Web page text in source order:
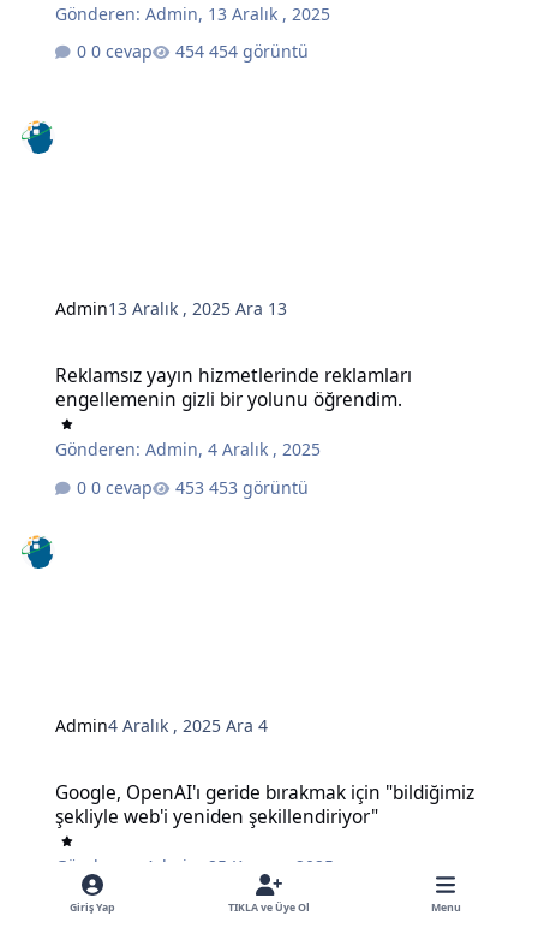
Gönderen:Admin, 13 Aralık , 2025
0 cevap
454 görüntü
Admin13 Aralık , 2025Ara 13
Reklamsız yayın hizmetlerinde reklamları
engellemenin gizli bir yolunu öğrendim.
Gönderen:Admin,4 Aralık , 2025
0 cevap
453 görüntü
Admin4 Aralık , 2025Ara 4
Google, OpenAI'ı geride bırakmak için "bildiğimiz
şekliyle web'i yeniden şekillendiriyor"
Gönderen: Admin
25 Kasım , 2025
0 cevap
495 görüntü
Giriş Yap TIKLA ve Üye Ol Menu